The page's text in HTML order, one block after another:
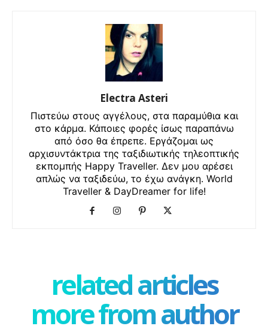
Electra Asteri
Πιστεύω στους αγγέλους, στα παραμύθια και
στο κάρμα. Κάποιες φορές ίσως παραπάνω
από όσο θα έπρεπε. Εργάζομαι ως
αρχισυντάκτρια της ταξιδιωτικής τηλεοπτικής
εκπομπής Happy Traveller. Δεν μου αρέσει
απλώς να ταξιδεύω, το έχω ανάγκη. World
Traveller & DayDreamer for life!
related articles
more from author